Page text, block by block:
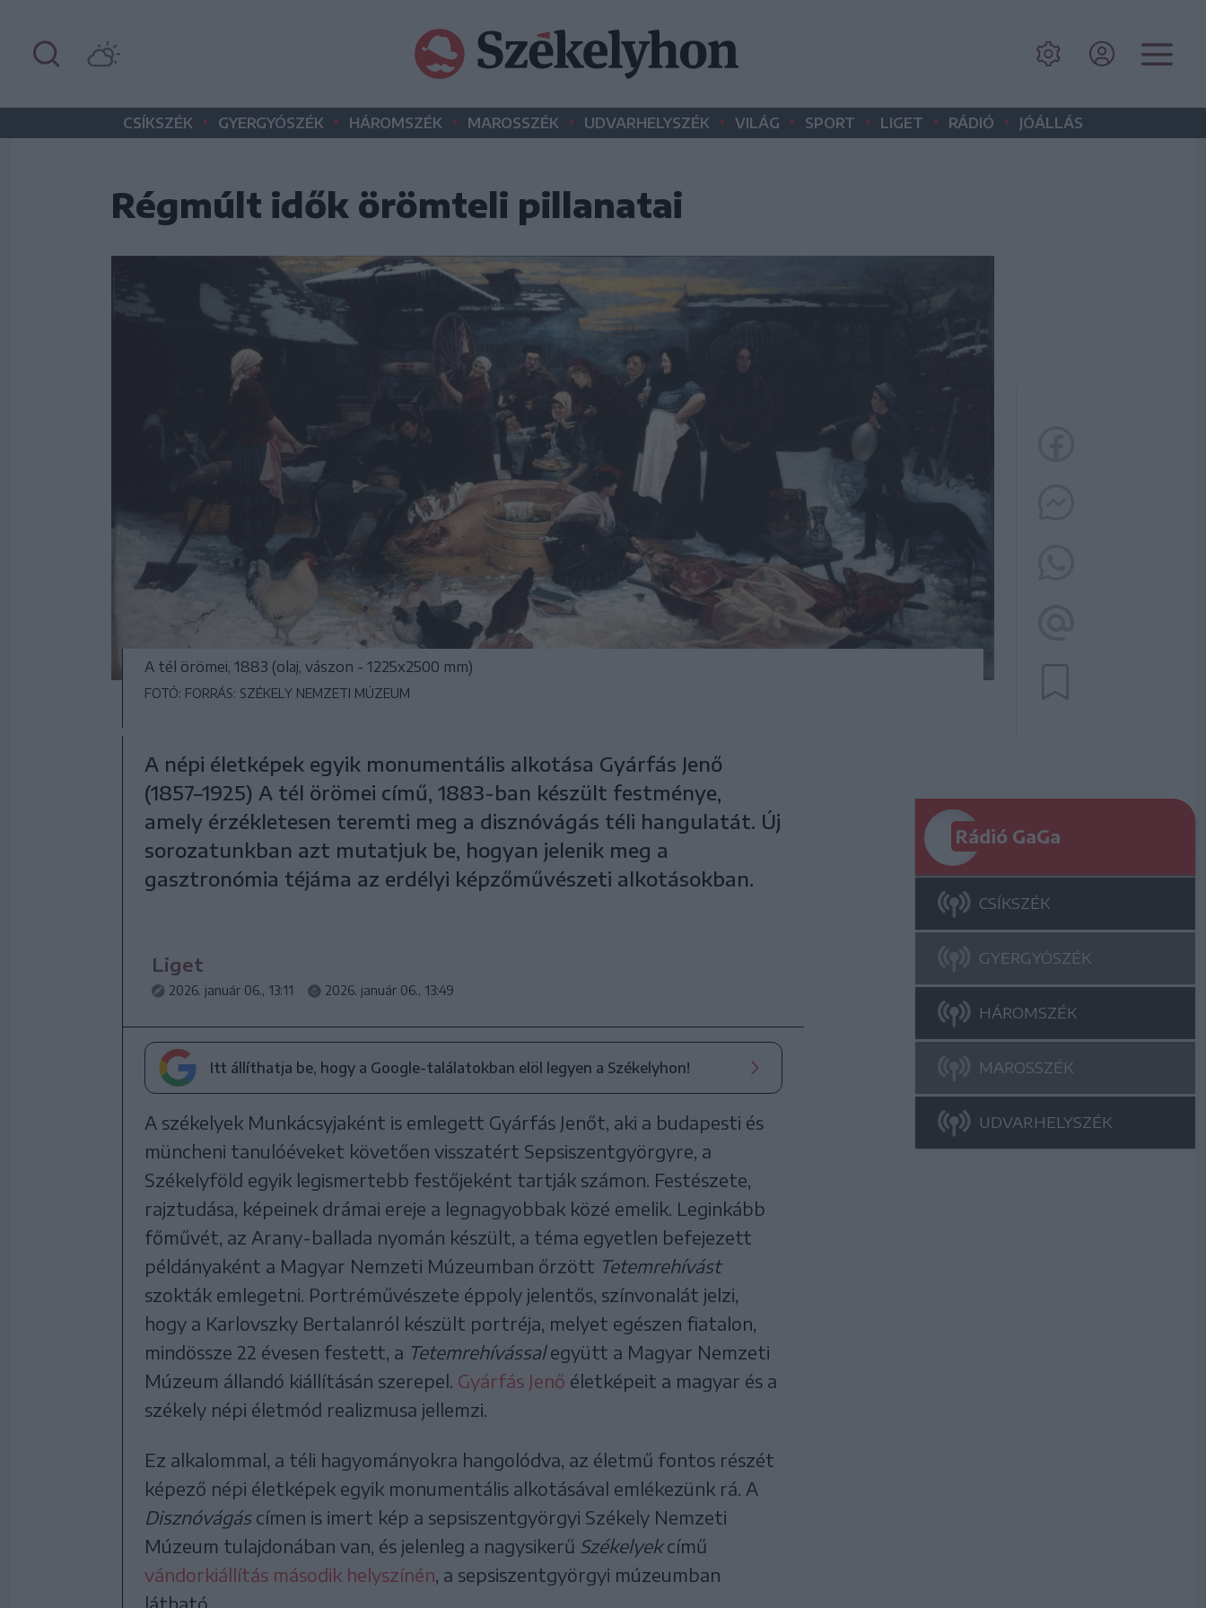
CSÍKSZÉK • GYERGYÓSZÉK • HÁROMSZÉK • MAROSSZÉK • UDVARHELYSZÉK • VILÁG • SPORT • LIGET • RÁDIÓ • JÓÁLLÁS
Régmúlt idők örömteli pillanatai
A tél örömei, 1883 (olaj, vászon - 1225x2500 mm)
FOTÓ: FORRÁS: SZÉKELY NEMZETI MÚZEUM
A népi életképek egyik monumentális alkotása Gyárfás Jenő
(1857–1925) A tél örömei című, 1883-ban készült festménye,
amely érzékletesen teremti meg a disznóvágás téli hangulatát. Új
sorozatunkban azt mutatjuk be, hogyan jelenik meg a
gasztronómia téjáma az erdélyi képzőművészeti alkotásokban.
Liget
2026. január 06., 13:11 2026. január 06., 13:49
Itt állíthatja be, hogy a Google-találatokban elöl legyen a Székelyhon!
A székelyek Munkácsyjaként is emlegett Gyárfás Jenőt, aki a budapesti és
müncheni tanulóéveket követően visszatért Sepsiszentgyörgyre, a
Székelyföld egyik legismertebb festőjeként tartják számon. Festészete,
rajztudása, képeinek drámai ereje a legnagyobbak közé emelik. Leginkább
főművét, az Arany-ballada nyomán készült, a téma egyetlen befejezett
példányaként a Magyar Nemzeti Múzeumban őrzött Tetemrehívást
szokták emlegetni. Portréművészete éppoly jelentős, színvonalát jelzi,
hogy a Karlovszky Bertalanról készült portréja, melyet egészen fiatalon,
mindössze 22 évesen festett, a Tetemrehívássalegyütt a Magyar Nemzeti
Múzeum állandó kiállításán szerepel. Gyárfás Jenő életképeit a magyar és a
székely népi életmód realizmusa jellemzi.
Ez alkalommal, a téli hagyományokra hangolódva, az életmű fontos részét
képező népi életképek egyik monumentális alkotásával emlékezünk rá. A
Disznóvágáscímen is imert kép a sepsiszentgyörgyi Székely Nemzeti
Múzeum tulajdonában van, és jelenleg a nagysikerű Székelyekcímű
vándorkiállítás második helyszínén , a sepsiszentgyörgyi múzeumban
látható.
Rádió GaGa
CSÍKSZÉK
GYERGYÓSZÉK
HÁROMSZÉK
MAROSSZÉK
UDVARHELYSZÉK